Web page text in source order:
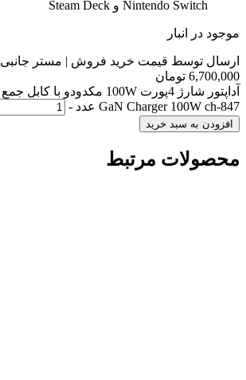
Nintendo Switch و Steam Deck
موجود در انبار
ارسال توسط قیمت خرید فروش | مستر جانبی
6,700,000 تومان
GaN Charger 100W ch-847 عدد
-
افزودن به سبد خرید
محصولات مرتبط